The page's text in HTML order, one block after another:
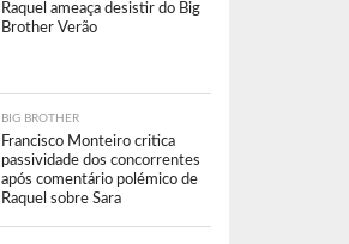
Raquel ameaça desistir do Big
Brother Verão
BIG BROTHER
Francisco Monteiro critica
passividade dos concorrentes
após comentário polémico de
Raquel sobre Sara